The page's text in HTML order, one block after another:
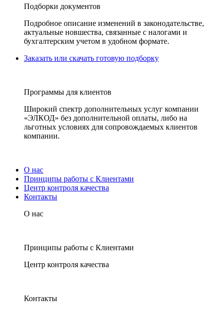
Подборки документов
Подробное описание изменений в законодательстве,
актуальные новшества, связанные с налогами и
бухгалтерским учетом в удобном формате.
Заказать или скачать готовую подборку
Программы для клиентов
Широкий спектр дополнительных услуг компании
«ЭЛКОД» без дополнительной оплаты, либо на
льготных условиях для сопровождаемых клиентов
компании.
О нас
Принципы работы с Клиентами
Центр контроля качества
Контакты
О нас
Принципы работы с Клиентами
Центр контроля качества
Контакты